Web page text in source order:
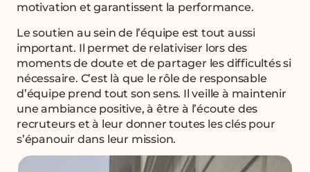
motivation et garantissent la performance.
Le soutien au sein de l’équipe est tout aussi
important. Il permet de relativiser lors des
moments de doute et de partager les difficultés si
nécessaire. C’est là que le rôle de responsable
d’équipe prend tout son sens. Il veille à maintenir
une ambiance positive, à être à l’écoute des
recruteurs et à leur donner toutes les clés pour
s’épanouir dans leur mission.